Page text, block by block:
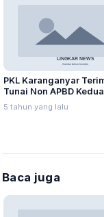
PKL Karanganyar
Tunai Non APBD
5 tahun yang lalu
Baca juga